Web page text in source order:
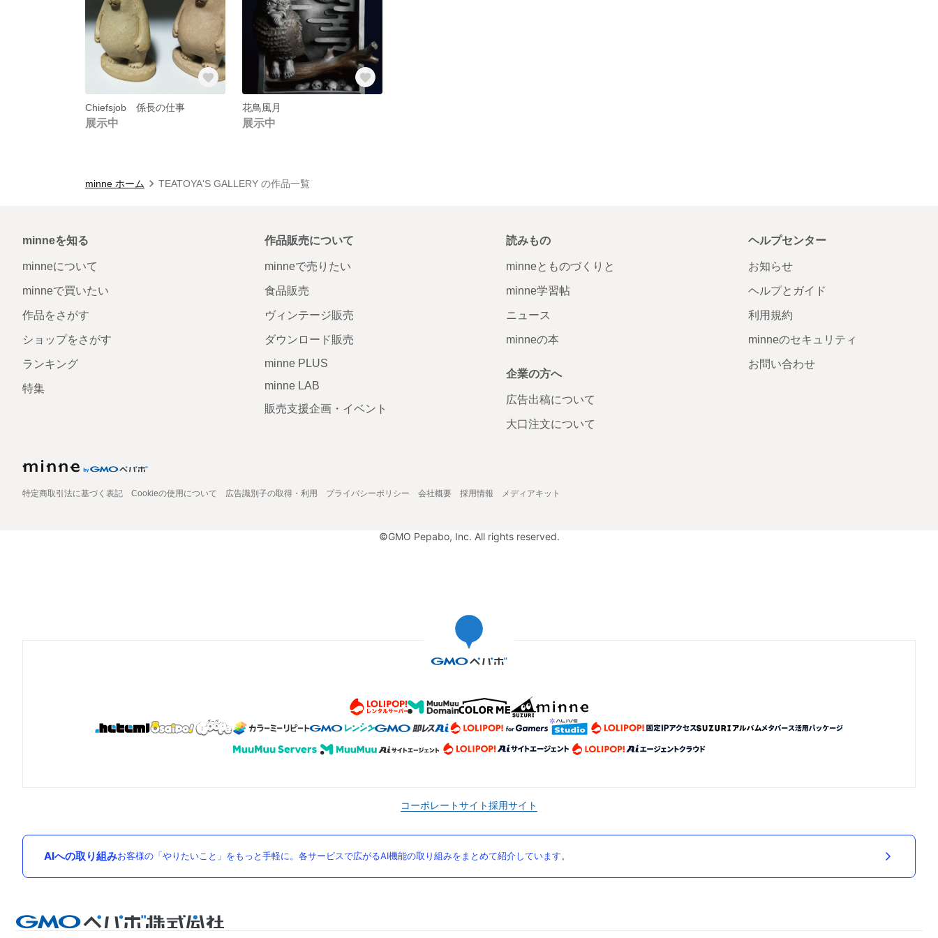
Chiefsjob 係長の仕事
展示中
花鳥風月
展示中
minne ホーム TEATOYA'S GALLERY の作品一覧
minneを知る
minneについて
minneで買いたい
作品をさがす
ショップをさがす
ランキング
特集
作品販売について
minneで売りたい
食品販売
ヴィンテージ販売
ダウンロード販売
minne PLUS
minne LAB
販売支援企画・イベント
読みもの
minneとものづくりと
minne学習帖
ニュース
minneの本
企業の方へ
広告出稿について
大口注文について
ヘルプセンター
お知らせ
ヘルプとガイド
利用規約
minneのセキュリティ
お問い合わせ
特定商取引法に基づく表記 Cookieの使用について 広告識別子の取得・利用 プライバシーポリシー 会社概要 採用情報 メディアキット
©GMO Pepabo, Inc. All rights reserved.
コーポレートサイト採用サイト
AIへの取り組みお客様の「やりたいこと」をもっと手軽に。各サービスで広がるAI機能の取り組みをまとめて紹介しています。